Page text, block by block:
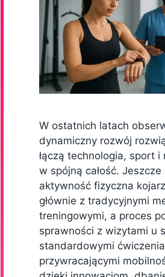
W ostatnich latach
dynamiczny rozwój
łączą technologia, sport i
w spójną całość.
aktywność fizyczna
głównie z tradycyjnymi
treningowymi, a proces
sprawności z wizytami u
standardowymi
przywracającymi